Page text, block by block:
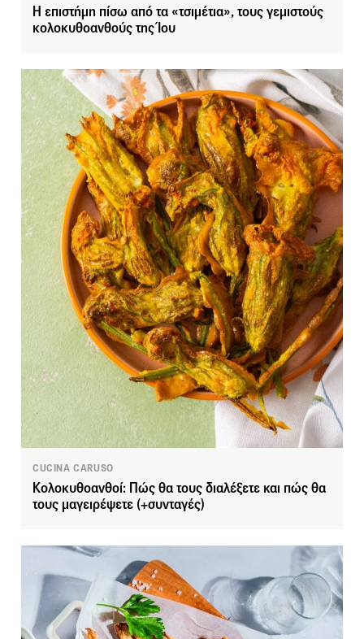
Η επιστήμη πίσω από τα «τσιμέτια», τους γεμιστούς
κολοκυθοανθούς της Ίου
CUCINA CARUSO
Κολοκυθοανθοί: Πώς θα τους διαλέξετε και πώς θα
τους μαγειρέψετε (+συνταγές)